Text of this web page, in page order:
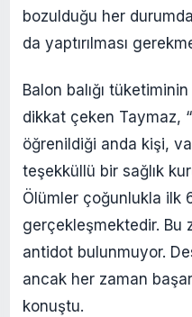
bozulduğu her
da yaptırılması
Balon balığı
dikkat çeken Taymaz,
öğrenildiği anda kişi,
teşekküllü bir sağlık
Ölümler çoğunlukla ilk
gerçekleşmektedir. Bu
antidot bulunmuyor.
ancak her zaman
konuştu.